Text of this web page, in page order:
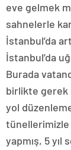
eve gelmek
sahnelerle
İstanbul’da
İstanbul’da
Burada
birlikte gerek
yol
tünellerimizle
yapmış, 5 yıl